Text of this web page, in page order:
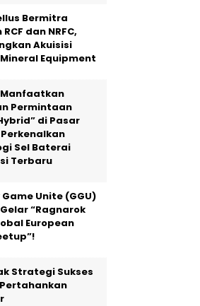
Bermitra
dan NRFC,
Akuisisi
Equipment
Permintaan
di Pasar
Sel Baterai
Terbaru
Unite (GGU)
“Ragnarok
European
Strategi Sukses